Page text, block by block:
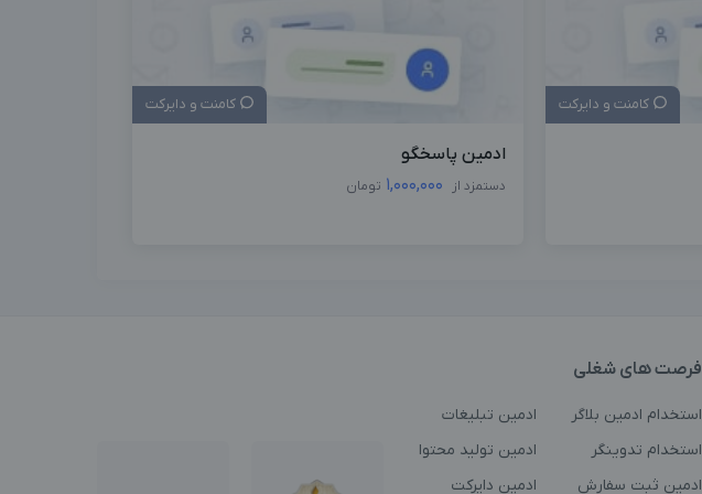
کامنت و دایرکت کامنت و دایرکت
ادمین پاسخگو
دستمزد از 1,000,000 تومان
فرصت های شغلی
استخدام ادمین بلاگر
ادمین تبلیغات
استخدام تدوینگر
ادمین تولید محتوا
ادمین ثبت سفارش
ادمین دایرکت